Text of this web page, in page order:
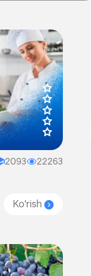
2093
22263
Ko'rish